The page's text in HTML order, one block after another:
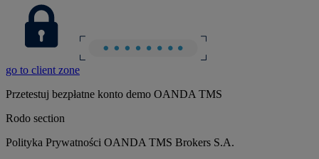
go to client zone
Przetestuj bezpłatne konto demo OANDA TMS
Rodo section
Polityka Prywatności OANDA TMS Brokers S.A.